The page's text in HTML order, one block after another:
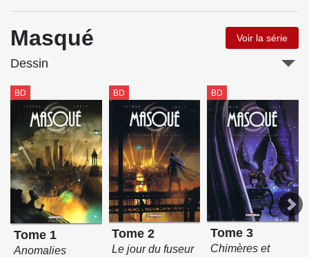
Masqué Voir la série
Dessin
BD
Tome 1
Anomalies
BD
Tome 2
Le jour du fuseur
BD
Tome 3
Chimères et